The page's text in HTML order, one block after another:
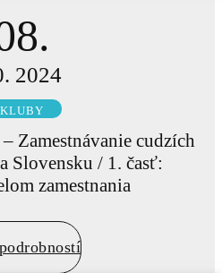
2024
KLUBY
Zamestnávanie cudzích
Slovensku / 1. časť:
zamestnania